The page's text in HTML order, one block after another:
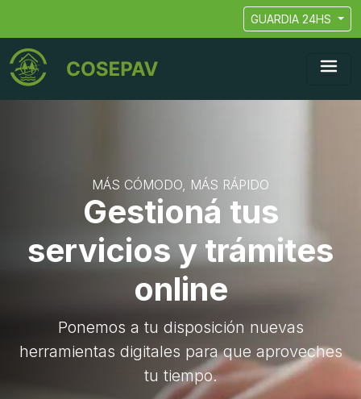
GUARDIA 24HS
MÁS CÓMODO, MÁS RÁPIDO
Gestioná tus
servicios y trámites
online
Ponemos a tu disposición nuevas
herramientas digitales para que aproveches
tu tiempo.